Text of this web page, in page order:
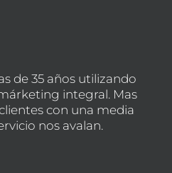
de 35 años utilizando
integral. Mas
con una media
nos avalan.